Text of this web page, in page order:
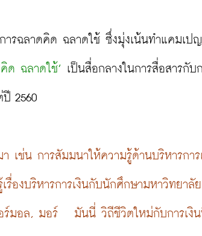
ารฉลาดคิด ฉลาดใช้ ซึ่งมุ่งเน้นทำแคมเป
ด ฉลาดใช้’ เป็นสื่อกลางในการสื่อสารกั
2560
เช่น การสัมมนาให้ความรู้ด้านบริหารกา
เรื่องบริหารการเงินกับนักศึกษามหาวิทย
ร์มอล, มอร์   มันนี่ วิถีชีวิตใหม่กับการเงิ